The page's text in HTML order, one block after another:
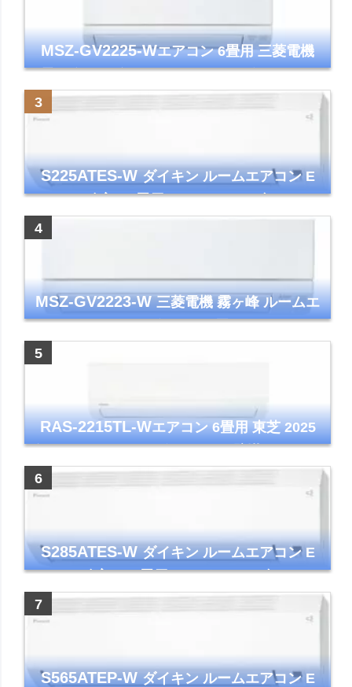
MSZ-GV2225-Wエアコン 6畳用 三菱電機
霧ヶ峰 2025年モデル GVシリーズ ピュアホ
ワイト 清潔 除湿 単相100V
S225ATES-Wダイキン ルームエアコン E
シリーズ 主に6畳用 ホワイト 2025年モデル
MSZ-GV2223-W三菱電機 霧ヶ峰 ルームエ
アコン GVシリーズ おもに6畳用 ピュアホワ
RAS-2215TL-Wエアコン 6畳用 東芝 2025
年モデル TLシリーズ ホワイト 壁掛け クーラ
ー コンパクト 清潔
S285ATES-Wダイキン ルームエアコン E
シリーズ 主に10畳用 ホワイト 2025年モデル
コンパクトモデル ストリーマ
S565ATEP-Wダイキン ルームエアコン E